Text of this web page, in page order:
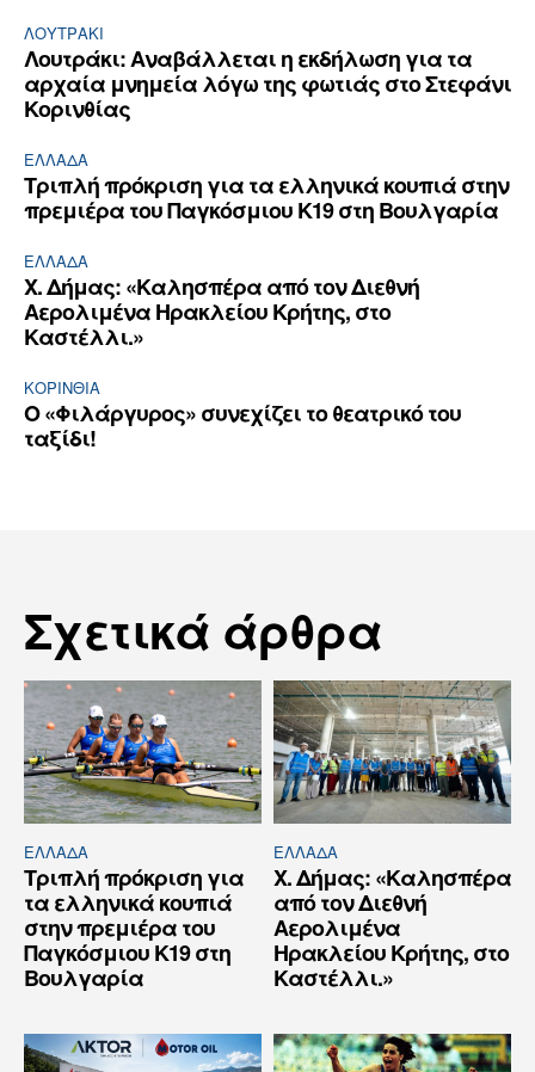
ΛΟΥΤΡΆΚΙ
Λουτράκι: Αναβάλλεται η εκδήλωση για τα
αρχαία μνημεία λόγω της φωτιάς στο Στεφάνι
Κορινθίας
ΕΛΛΆΔΑ
Τριπλή πρόκριση για τα ελληνικά κουπιά στην
πρεμιέρα του Παγκόσμιου Κ19 στη Βουλγαρία
ΕΛΛΆΔΑ
Χ. Δήμας: «Καλησπέρα από τον Διεθνή
Αερολιμένα Ηρακλείου Κρήτης, στο
Καστέλλι.»
ΚΟΡΙΝΘΊΑ
Ο «Φιλάργυρος» συνεχίζει το θεατρικό του
ταξίδι!
Σχετικά άρθρα
ΕΛΛΆΔΑ
Τριπλή πρόκριση για
τα ελληνικά κουπιά
στην πρεμιέρα του
Παγκόσμιου Κ19 στη
Βουλγαρία
ΕΛΛΆΔΑ
Χ. Δήμας: «Καλησπέρα
από τον Διεθνή
Αερολιμένα
Ηρακλείου Κρήτης, στο
Καστέλλι.»